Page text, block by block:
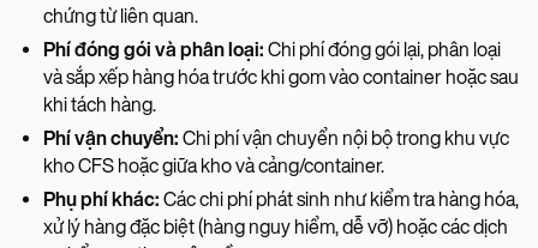
chứng từ liên quan.
Phí đóng gói và phân loại: Chi phí đóng gói lại, phân loại
và sắp xếp hàng hóa trước khi gom vào container hoặc sau
khi tách hàng.
Phí vận chuyển: Chi phí vận chuyển nội bộ trong khu vực
kho CFS hoặc giữa kho và cảng/container.
Phụ phí khác: Các chi phí phát sinh như kiểm tra hàng hóa,
xử lý hàng đặc biệt (hàng nguy hiểm, dễ vỡ) hoặc các dịch